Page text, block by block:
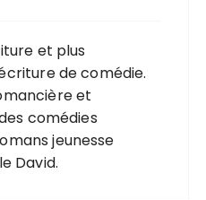
et plus
de comédie.
et
comédies
jeunesse
David.